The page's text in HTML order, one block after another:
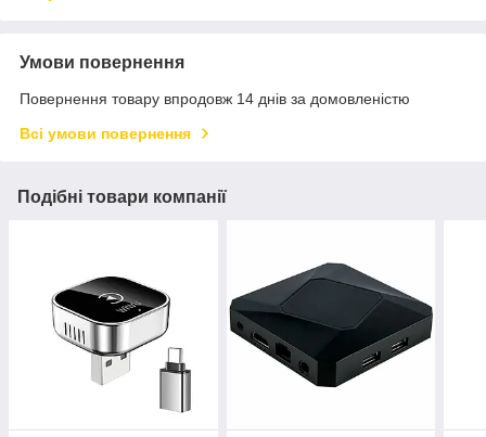
Умови повернення
Повернення товару впродовж 14 днів за домовленістю
Всі умови повернення
Подібні товари компанії